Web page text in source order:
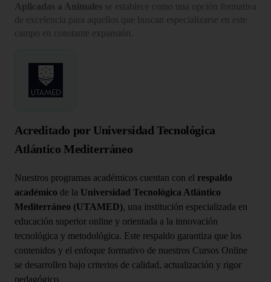
Aplicadas a Animales se establece como una opción formativa
de excelencia para aquellos que buscan especializarse en este
campo en constante expansión.
Acreditado por Universidad Tecnológica
Atlántico Mediterráneo
Nuestros programas académicos cuentan con el respaldo
académico de la Universidad Tecnológica Atlántico
Mediterráneo (UTAMED), una institución especializada en
educación superior online y orientada a la innovación
tecnológica y metodológica. Este respaldo garantiza que los
contenidos y el enfoque formativo de nuestros Cursos Online
se desarrollen bajo criterios de calidad, actualización y rigor
pedagógico.